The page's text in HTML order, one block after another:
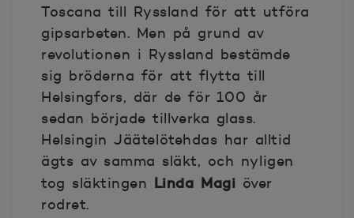
Toscana till Ryssland för att utföra
gipsarbeten. Men på grund av
revolutionen i Ryssland bestämde
sig bröderna för att flytta till
Helsingfors, där de för 100 år
sedan började tillverka glass.
Helsingin Jäätelötehdas har alltid
ägts av samma släkt, och nyligen
tog släktingen Linda Magi över
rodret.